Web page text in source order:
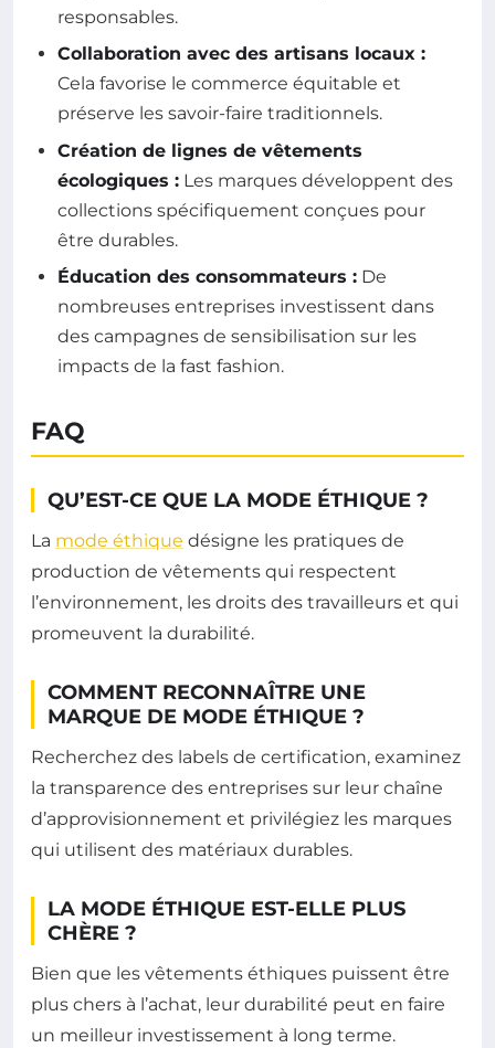
responsables.
Collaboration avec des artisans locaux :
Cela favorise le commerce équitable et
préserve les savoir-faire traditionnels.
Création de lignes de vêtements
écologiques : Les marques développent des
collections spécifiquement conçues pour
être durables.
Éducation des consommateurs : De
nombreuses entreprises investissent dans
des campagnes de sensibilisation sur les
impacts de la fast fashion.
FAQ
QU’EST-CE QUE LA MODE ÉTHIQUE ?
La mode éthique désigne les pratiques de
production de vêtements qui respectent
l’environnement, les droits des travailleurs et qui
promeuvent la durabilité.
COMMENT RECONNAÎTRE UNE
MARQUE DE MODE ÉTHIQUE ?
Recherchez des labels de certification, examinez
la transparence des entreprises sur leur chaîne
d’approvisionnement et privilégiez les marques
qui utilisent des matériaux durables.
LA MODE ÉTHIQUE EST-ELLE PLUS
CHÈRE ?
Bien que les vêtements éthiques puissent être
plus chers à l’achat, leur durabilité peut en faire
un meilleur investissement à long terme.